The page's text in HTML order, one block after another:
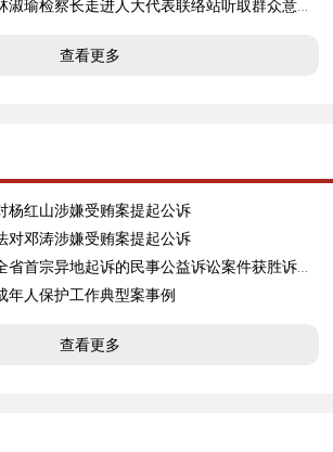
检察长走进人大代表联络站听取群众意见建议
查看更多
杨红山涉嫌受贿案提起公诉
对邓涛涉嫌受贿案提起公诉
首宗异地起诉的民事公益诉讼案件获胜诉判决
年人保护工作典型案事例
查看更多